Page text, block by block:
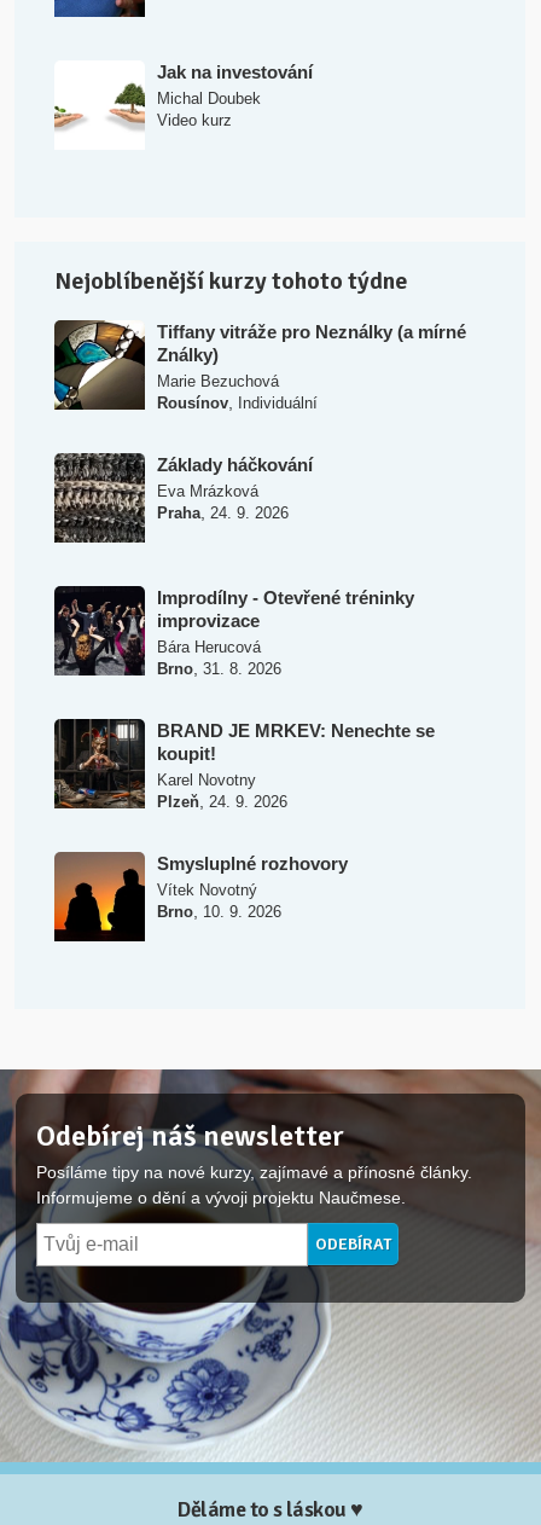
Jak na investování
Michal Doubek
Video kurz
Nejoblíbenější kurzy tohoto týdne
Tiffany vitráže pro Neználky (a mírné
Ználky)
Marie Bezuchová
Rousínov, Individuální
Základy háčkování
Eva Mrázková
Praha, 24. 9. 2026
Improdílny - Otevřené tréninky
improvizace
Bára Herucová
Brno, 31. 8. 2026
BRAND JE MRKEV: Nenechte se
koupit!
Karel Novotny
Plzeň, 24. 9. 2026
Smysluplné rozhovory
Vítek Novotný
Brno, 10. 9. 2026
Odebírej náš newsletter
Posíláme tipy na nové kurzy, zajímavé a přínosné články.
Informujeme o dění a vývoji projektu Naučmese.
Děláme to s láskou ♥